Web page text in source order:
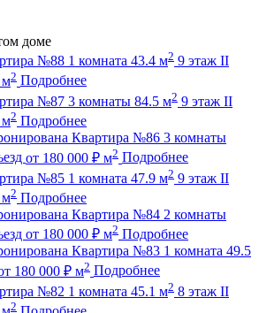
доме
№88 1 комната 43.4 м2 9 этаж II
м2 Подробнее
№87 3 комнаты 84.5 м2 9 этаж II
м2 Подробнее
Квартира №86 3 комнаты
от 180 000 ₽ м2 Подробнее
№85 1 комната 47.9 м2 9 этаж II
м2 Подробнее
Квартира №84 2 комнаты
от 180 000 ₽ м2 Подробнее
Квартира №83 1 комната 49.5
180 000 ₽ м2 Подробнее
№82 1 комната 45.1 м2 8 этаж II
2